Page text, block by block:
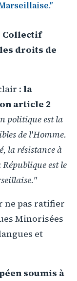
Collectif
droits de
: la
article 2
politique est la
de l'Homme.
la résistance à
est le
ne pas ratifier
Minorisées
et
soumis à